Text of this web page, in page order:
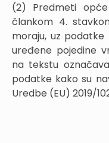
(2) Predmeti
člankom 4.
moraju, uz
uređene pojedine
na tekstu
podatke kako su
Uredbe (EU) 2019/